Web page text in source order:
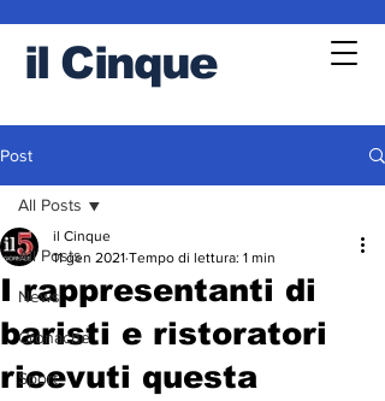
il Cinque
Post
All Posts
News
Cronache
Sport
All Posts
I rappresentanti di
baristi e ristoratori
ricevuti questa
il Cinque
11 gen 2021 Tempo di lettura: 1 min